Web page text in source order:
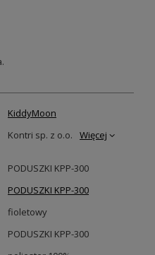
KiddyMoon
Kontri sp. z o.o. Więcej
PODUSZKI KPP-300
PODUSZKI KPP-300
fioletowy
PODUSZKI KPP-300